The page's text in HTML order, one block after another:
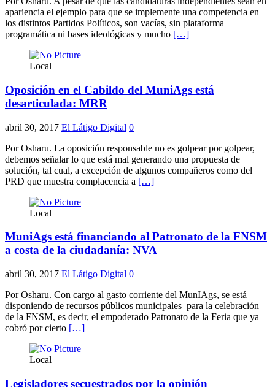
apariencia el ejemplo para que se implemente una competencia en
los distintos Partidos Políticos, son vacías, sin plataforma
programática ni bases ideológicas y mucho […]
Local
Oposición en el Cabildo del MuniAgs está
desarticulada: MRR
abril 30, 2017 El Látigo Digital 0
Por Osharu. La oposición responsable no es golpear por golpear,
debemos señalar lo que está mal generando una propuesta de
solución, tal cual, a excepción de algunos compañeros como del
PRD que muestra complacencia a […]
Local
MuniAgs está financiando al Patronato de la FNSM
a costa de la ciudadanía: NVA
abril 30, 2017 El Látigo Digital 0
Por Osharu. Con cargo al gasto corriente del MunIAgs, se está
disponiendo de recursos públicos municipales para la celebración
de la FNSM, es decir, el empoderado Patronato de la Feria que ya
cobró por cierto […]
Local
Legisladores secuestrados por la opinión